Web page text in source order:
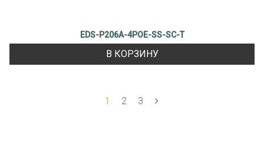
EDS-P206A-4POE-SS-SC-T
В КОРЗИНУ
1 2 3